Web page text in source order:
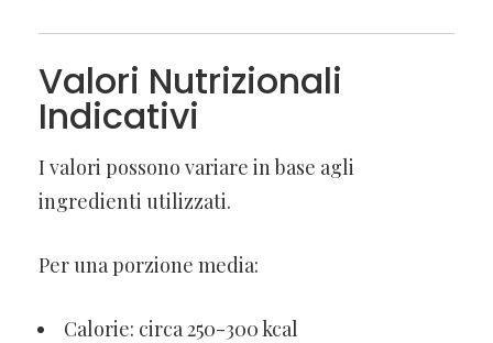
Valori Nutrizionali
Indicativi
I valori possono variare in base agli
ingredienti utilizzati.
Per una porzione media:
Calorie: circa 250-300 kcal